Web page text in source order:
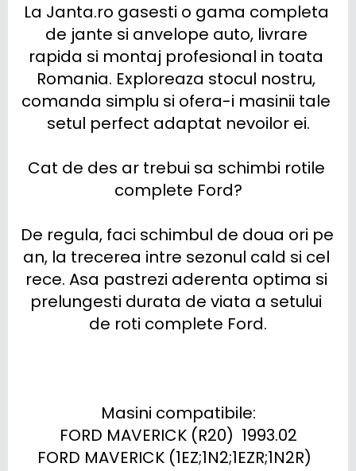
La Janta.ro gasesti o gama completa
de jante si anvelope auto, livrare
rapida si montaj profesional in toata
Romania. Exploreaza stocul nostru,
comanda simplu si ofera-i masinii tale
setul perfect adaptat nevoilor ei.
Cat de des ar trebui sa schimbi rotile
complete Ford?
De regula, faci schimbul de doua ori pe
an, la trecerea intre sezonul cald si cel
rece. Asa pastrezi aderenta optima si
prelungesti durata de viata a setului
de roti complete Ford.
Masini compatibile:
FORD MAVERICK (R20)  1993.02
FORD MAVERICK (1EZ;1N2;1EZR;1N2R)